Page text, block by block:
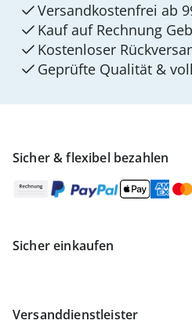
Sicher & flexibel bezahlen
Sicher einkaufen
Versanddienstleister
Versandkostenfrei ab
Kauf auf Rechnung
Kostenloser
Geprüfte Qualität &